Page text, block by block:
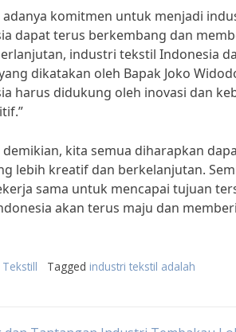
adanya komitmen untuk menjadi
dapat terus berkembang dan
industri tekstil Indonesia
dikatakan oleh Bapak Joko
harus didukung oleh inovasi dan
demikian, kita semua diharapkan
lebih kreatif dan berkelanjutan.
sama untuk mencapai tujuan
akan terus maju dan
Tekstill Tagged industri tekstil adalah